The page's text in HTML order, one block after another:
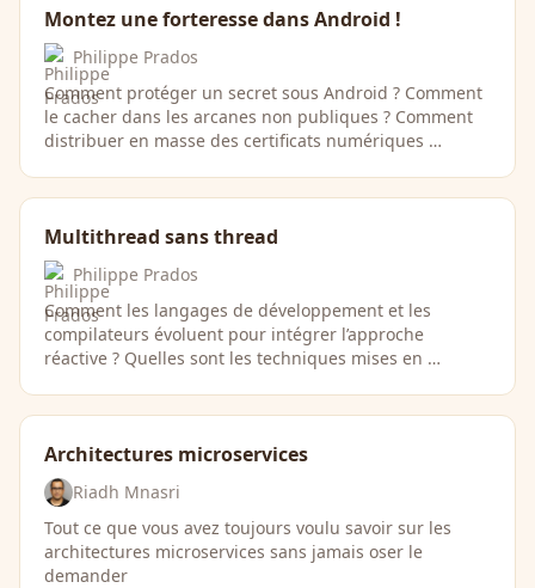
Montez une forteresse dans Android !
Philippe Prados
Comment protéger un secret sous Android ? Comment
le cacher dans les arcanes non publiques ? Comment
distribuer en masse des certificats numériques …
Multithread sans thread
Philippe Prados
Comment les langages de développement et les
compilateurs évoluent pour intégrer l’approche
réactive ? Quelles sont les techniques mises en …
Architectures microservices
Riadh Mnasri
Tout ce que vous avez toujours voulu savoir sur les
architectures microservices sans jamais oser le
demander